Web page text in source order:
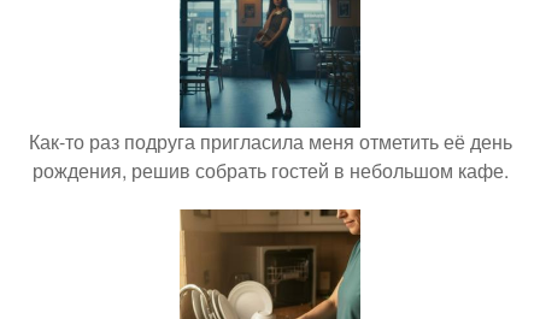
Как-то раз подруга пригласила меня отметить её день
рождения, решив собрать гостей в небольшом кафе.